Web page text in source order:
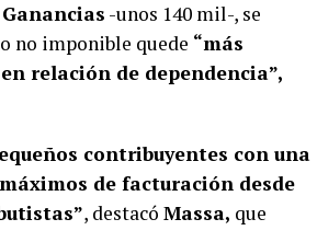
-unos 140 mil-, se
no imponible quede “más
relación de dependencia”,
contribuyentes con una
de facturación desde
, destacó Massa, que